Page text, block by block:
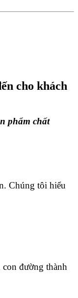
cho khách
phẩm chất
Chúng tôi hiểu
đường thành